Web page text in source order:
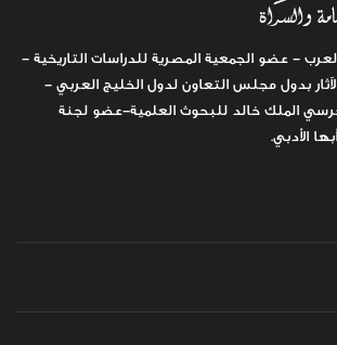
- عضو الجمعية المصرية للدراسات التاريخية -
بدول مجلس التعاون لدول الخليج العربي -
الملك خالد للبحوث العلمية-عضو لجنة
الأدبي.